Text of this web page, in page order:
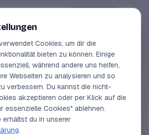
über-Bord-
Cookies, um dir die
bieten zu können. Einige
während andere uns helfen,
Webseiten zu analysieren und so
verbessern. Du kannst die nicht-
akzeptieren oder per Klick auf die
essenzielle Cookies" ablehnen.
erhältst du in unserer
.